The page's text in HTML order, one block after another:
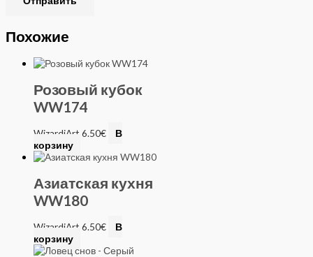
Похожие
Розовый кубок
WW174
WizardiArt 6.50€
В
корзину
Азиатская кухня
WW180
WizardiArt 6.50€
В
корзину